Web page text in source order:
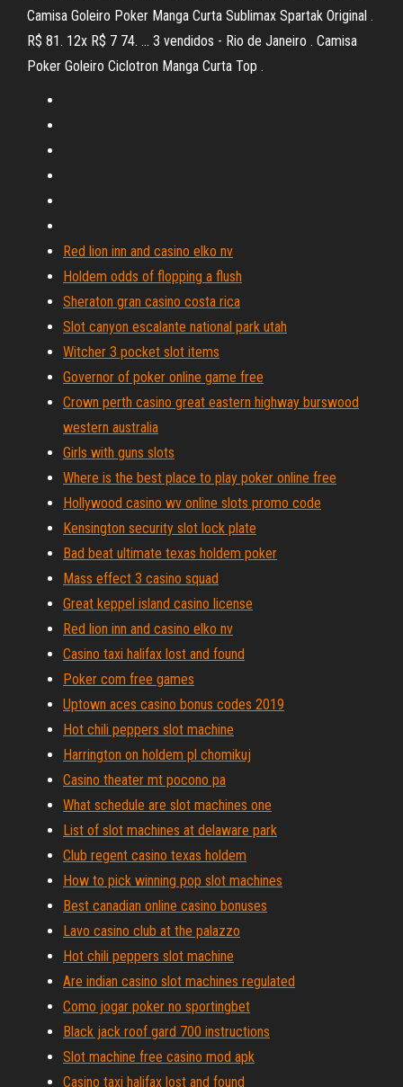
Camisa Goleiro Poker Manga Curta Sublimax Spartak Original .
R$ 81. 12x R$ 7 74. ... 3 vendidos - Rio de Janeiro . Camisa
Poker Goleiro Ciclotron Manga Curta Top .
Red lion inn and casino elko nv
Holdem odds of flopping a flush
Sheraton gran casino costa rica
Slot canyon escalante national park utah
Witcher 3 pocket slot items
Governor of poker online game free
Crown perth casino great eastern highway burswood
western australia
Girls with guns slots
Where is the best place to play poker online free
Hollywood casino wv online slots promo code
Kensington security slot lock plate
Bad beat ultimate texas holdem poker
Mass effect 3 casino squad
Great keppel island casino license
Red lion inn and casino elko nv
Casino taxi halifax lost and found
Poker com free games
Uptown aces casino bonus codes 2019
Hot chili peppers slot machine
Harrington on holdem pl chomikuj
Casino theater mt pocono pa
What schedule are slot machines one
List of slot machines at delaware park
Club regent casino texas holdem
How to pick winning pop slot machines
Best canadian online casino bonuses
Lavo casino club at the palazzo
Hot chili peppers slot machine
Are indian casino slot machines regulated
Como jogar poker no sportingbet
Black jack roof gard 700 instructions
Slot machine free casino mod apk
Casino taxi halifax lost and found